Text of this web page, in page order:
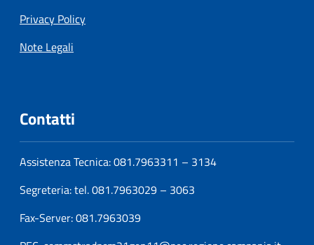
Privacy Policy
Note Legali
Contatti
Assistenza Tecnica: 081.7963311 – 3134
Segreteria: tel. 081.7963029 – 3063
Fax-Server: 081.7963039